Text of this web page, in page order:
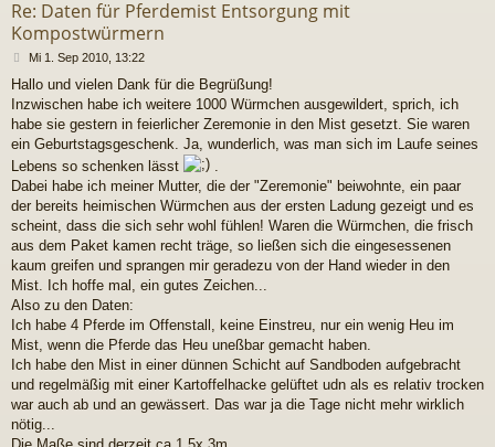
Re: Daten für Pferdemist Entsorgung mit
Kompostwürmern
B
i
t
r
a
Mi 1. Sep 2010, 13:22
Hallo und vielen Dank für die Begrüßung!
Inzwischen habe ich weitere 1000 Würmchen ausgewildert, sprich, ich
habe sie gestern in feierlicher Zeremonie in den Mist gesetzt. Sie waren
ein Geburtstagsgeschenk. Ja, wunderlich, was man sich im Laufe seines
Lebens so schenken lässt
.
Dabei habe ich meiner Mutter, die der "Zeremonie" beiwohnte, ein paar
der bereits heimischen Würmchen aus der ersten Ladung gezeigt und es
scheint, dass die sich sehr wohl fühlen! Waren die Würmchen, die frisch
aus dem Paket kamen recht träge, so ließen sich die eingesessenen
kaum greifen und sprangen mir geradezu von der Hand wieder in den
Mist. Ich hoffe mal, ein gutes Zeichen...
Also zu den Daten:
Ich habe 4 Pferde im Offenstall, keine Einstreu, nur ein wenig Heu im
Mist, wenn die Pferde das Heu uneßbar gemacht haben.
Ich habe den Mist in einer dünnen Schicht auf Sandboden aufgebracht
und regelmäßig mit einer Kartoffelhacke gelüftet udn als es relativ trocken
war auch ab und an gewässert. Das war ja die Tage nicht mehr wirklich
nötig...